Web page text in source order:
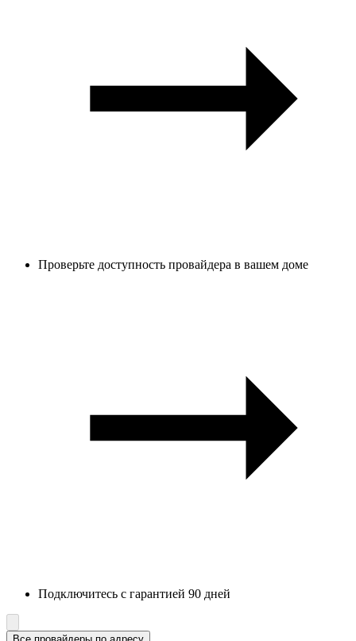
Проверьте доступность провайдера в вашем доме
Подключитесь с гарантией 90 дней